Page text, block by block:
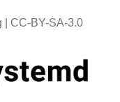
| CC-BY-SA-3.0